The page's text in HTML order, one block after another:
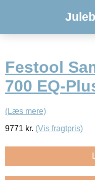
Festool
700 EQ-
(Læs mere)
9771 kr. (Vis fragtpris)